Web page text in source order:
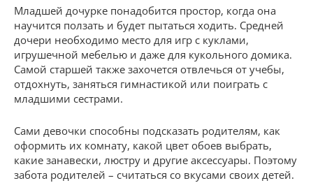
Младшей дочурке понадобится простор, когда она
научится ползать и будет пытаться ходить. Средней
дочери необходимо место для игр с куклами,
игрушечной мебелью и даже для кукольного домика.
Самой старшей также захочется отвлечься от учебы,
отдохнуть, заняться гимнастикой или поиграть с
младшими сестрами.
Сами девочки способны подсказать родителям, как
оформить их комнату, какой цвет обоев выбрать,
какие занавески, люстру и другие аксессуары. Поэтому
забота родителей – считаться со вкусами своих детей.